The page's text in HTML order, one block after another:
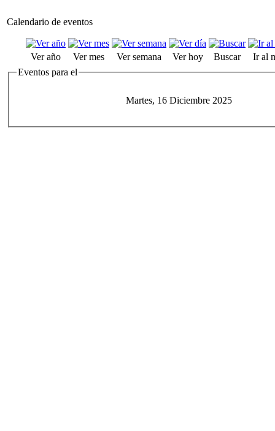
Calendario de eventos
Ver año Ver mes Ver semana Ver hoy Buscar
Ir al
Eventos para el
Martes, 16 Diciembre 2025